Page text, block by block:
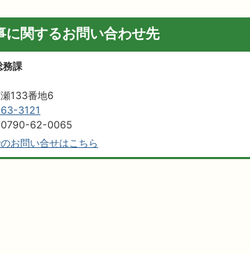
に関するお問い合わせ先
務課
133番地6
3121
0790-62-0065
お問い合せはこちら